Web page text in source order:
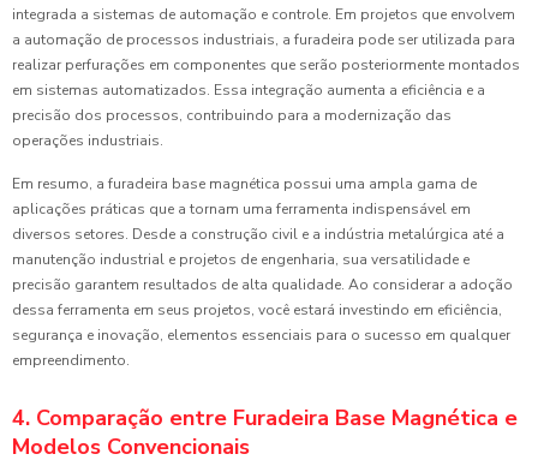
integrada a sistemas de automação e controle. Em projetos que envolvem
a automação de processos industriais, a furadeira pode ser utilizada para
realizar perfurações em componentes que serão posteriormente montados
em sistemas automatizados. Essa integração aumenta a eficiência e a
precisão dos processos, contribuindo para a modernização das
operações industriais.
Em resumo, a furadeira base magnética possui uma ampla gama de
aplicações práticas que a tornam uma ferramenta indispensável em
diversos setores. Desde a construção civil e a indústria metalúrgica até a
manutenção industrial e projetos de engenharia, sua versatilidade e
precisão garantem resultados de alta qualidade. Ao considerar a adoção
dessa ferramenta em seus projetos, você estará investindo em eficiência,
segurança e inovação, elementos essenciais para o sucesso em qualquer
empreendimento.
4. Comparação entre Furadeira Base Magnética e
Modelos Convencionais